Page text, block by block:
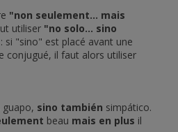
"non seulement... mais
utiliser "no solo... sino
si "sino" est placé avant une
conjugué, il faut alors utiliser
guapo, sino también simpático.
beau mais en plus il